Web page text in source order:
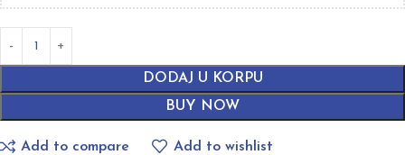
DODAJ U KORPU
BUY NOW
Add to compare Add to wishlist